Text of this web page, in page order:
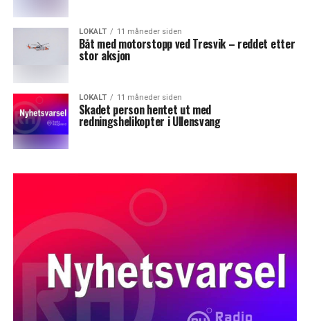
LOKALT 11 måneder siden
Båt med motorstopp ved Tresvik – reddet etter
stor aksjon
LOKALT 11 måneder siden
Skadet person hentet ut med
redningshelikopter i Ullensvang